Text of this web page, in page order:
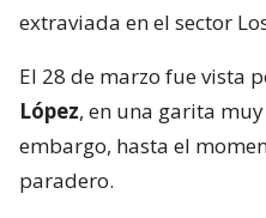
extraviada en el sector
El 28 de marzo fue vista
López, en una garita
embargo, hasta el
paradero.